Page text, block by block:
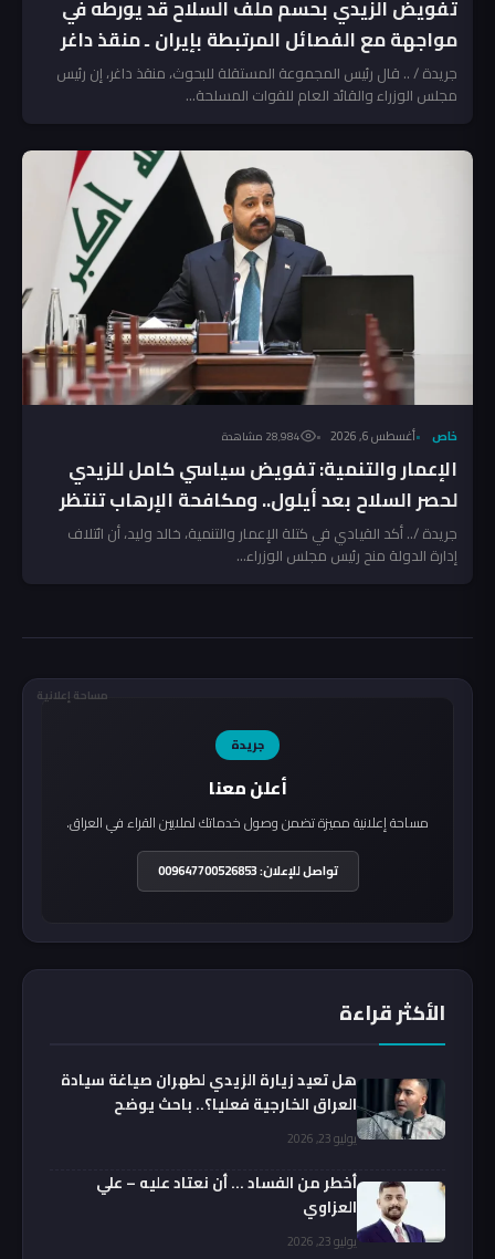
تفويض الزيدي بحسم ملف السلاح قد يورطه في
مواجهة مع الفصائل المرتبطة بإيران ـ منقذ داغر
جريدة / .. قال رئيس المجموعة المستقلة للبحوث، منقذ داغر، إن رئيس
مجلس الوزراء والقائد العام للقوات المسلحة...
خاص أغسطس 6, 2026 28٬984 مشاهدة
الإعمار والتنمية: تفويض سياسي كامل للزيدي
لحصر السلاح بعد أيلول.. ومكافحة الإرهاب تنتظر
المخالفين!
جريدة /.. أكد القيادي في كتلة الإعمار والتنمية، خالد وليد، أن ائتلاف
إدارة الدولة منح رئيس مجلس الوزراء...
مساحة إعلانية
جريدة
أعلن معنا
مساحة إعلانية مميزة تضمن وصول خدماتك لملايين القراء في العراق.
تواصل للإعلان: 009647700526853
الأكثر قراءة
هل تعيد زيارة الزيدي لطهران صياغة سيادة
العراق الخارجية فعليا؟.. باحث يوضح
يوليو 23, 2026
أخطر من الفساد … أن نعتاد عليه – علي
العزاوي
يوليو 23, 2026